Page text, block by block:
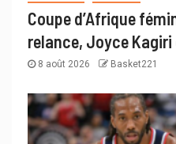
Coupe d’Afrique
relance, Joyce
8 août 2026 Basket221